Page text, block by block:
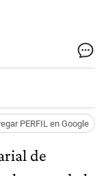
PERFIL en Google
de